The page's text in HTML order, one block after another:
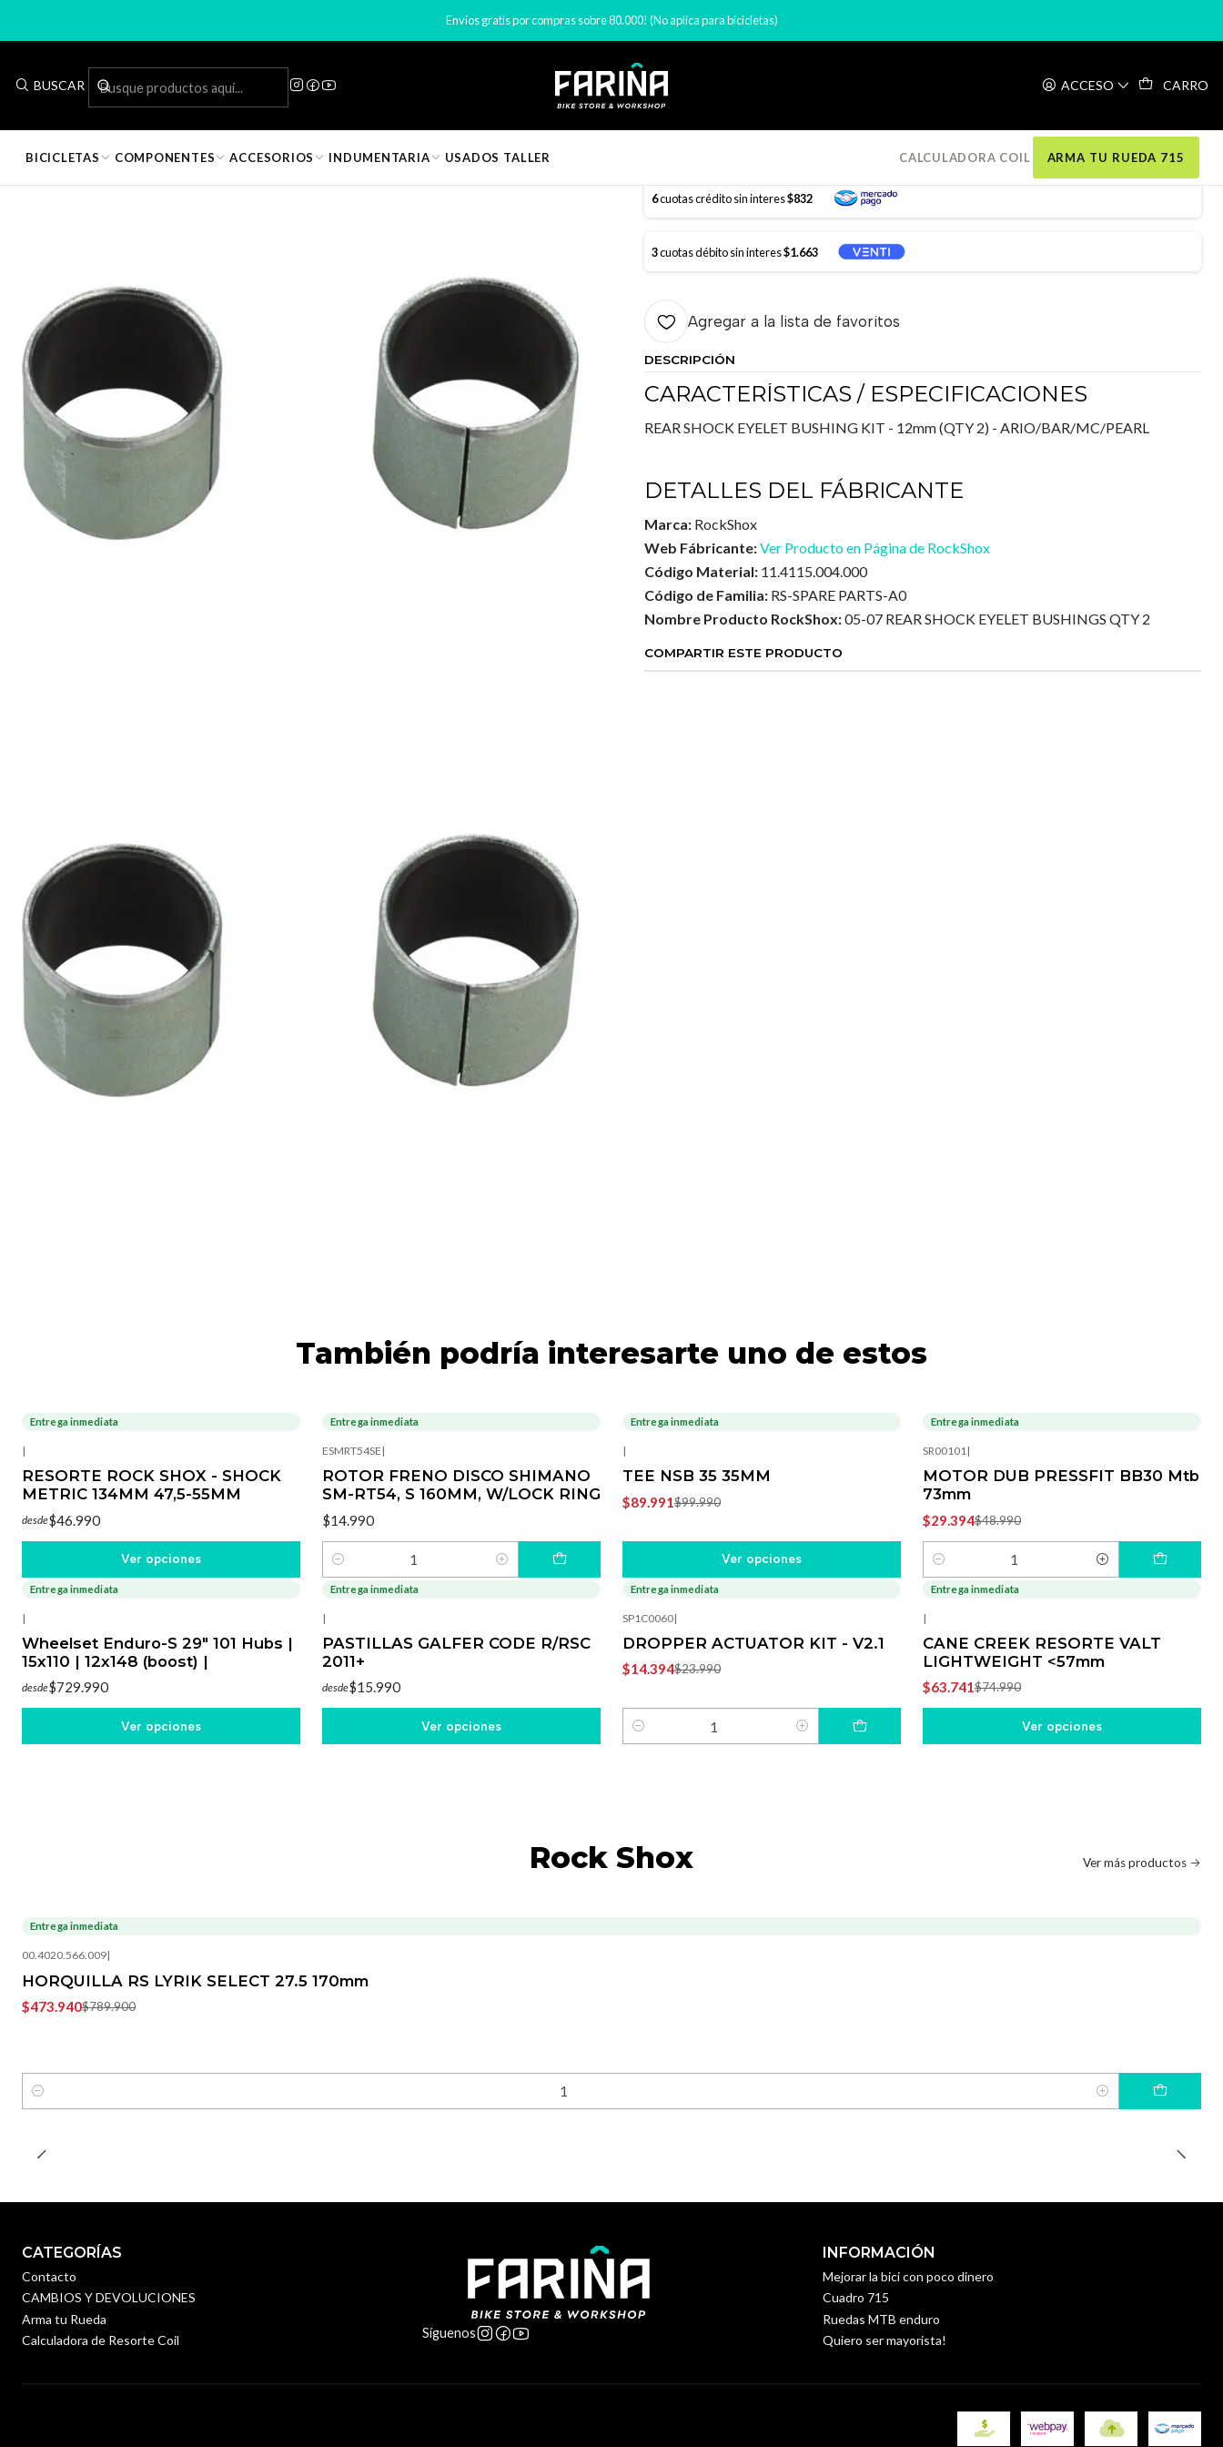
BUSCAR ACCESO CARRO
Envíos gratis por compras sobre 80.000! (No aplica para bicicletas)
Componentes de Bicicleta Shock bicicletas KIT RS BUJES SHOCK 12MM 2U
|
KIT RS BUJES SHOCK 12MM 2U
6cuotas crédito sin interes$832
3cuotas débito sin interes$1.663
Agregar a la lista de favoritos
DESCRIPCIÓN
CARACTERÍSTICAS / ESPECIFICACIONES
REAR SHOCK EYELET BUSHING KIT - 12mm (QTY 2) - ARIO/BAR/MC/PEARL
DETALLES DEL FÁBRICANTE
Marca: RockShox
Web Fábricante:Ver Producto en Página de RockShox
Código Material: 11.4115.004.000
Código de Familia: RS-SPARE PARTS-A0
Nombre Producto RockShox:05-07 REAR SHOCK EYELET BUSHINGS QTY 2
COMPARTIR ESTE PRODUCTO
También podría interesarte uno de estos
Entrega inmediata
|
RESORTE ROCK SHOX - SHOCK
METRIC 134MM 47,5-55MM
desde$46.990
Ver opciones
Entrega inmediata
ESMRT54SE |
ROTOR FRENO DISCO SHIMANO
SM-RT54, S 160MM, W/LOCK RING
$14.990
Cantidad
-10%
Entrega inmediata
|
TEE NSB 35 35MM
$89.991$99.990
Ver opciones
-40%
Entrega inmediata
SR00101|
MOTOR DUB PRESSFIT BB30 Mtb
73mm
$29.394$48.990
Cantidad
Entrega inmediata
|
Wheelset Enduro-S 29" 101 Hubs |
15x110 | 12x148 (boost) |
desde$729.990
Ver opciones
Entrega inmediata
|
PASTILLAS GALFER CODE R/RSC
2011+
desde$15.990
Ver opciones
-40%
Entrega inmediata
SP1C0060|
DROPPER ACTUATOR KIT - V2.1
$14.394$23.990
Cantidad
-15%
Entrega inmediata
|
CANE CREEK RESORTE VALT
LIGHTWEIGHT <57mm
$63.741$74.990
Ver opciones
Rock Shox Ver más productos
Entrega inmediata
00.4020.566.009|
HORQUILLA RS LYRIK SELECT 27.5 170mm
$473.940$789.900
Cantidad
CATEGORÍAS
Contacto
CAMBIOS Y DEVOLUCIONES
Arma tu Rueda
Calculadora de Resorte Coil
Síguenos
INFORMACIÓN
Mejorar la bici con poco dinero
Cuadro 715
Ruedas MTB enduro
Quiero ser mayorista!
BICICLETAS COMPONENTES ACCESORIOS INDUMENTARIA USADOS TALLER CALCULADORA COIL ARMA TU RUEDA 715